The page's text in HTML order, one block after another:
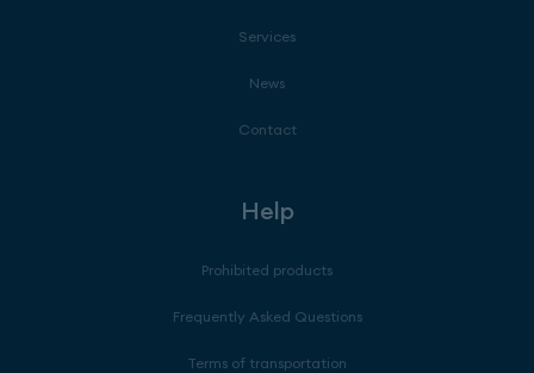
Services
News
Contact
Help
Prohibited products
Frequently Asked Questions
Terms of transportation